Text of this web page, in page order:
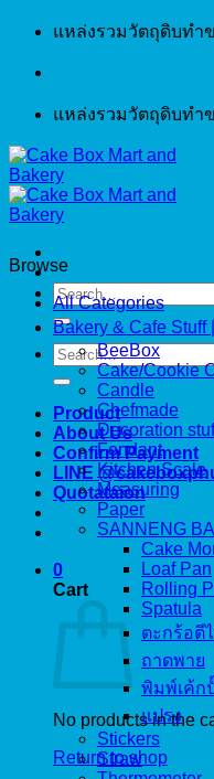
Skip
แหล่งรวมวัตถุดิบทำ
แหล่งรวมวัตถุดิบทำ
Search
for:
Search
for:
Product
About Us
Confirm Payment
LINE
Quotataion
0
Cart
No products in the
Return to shop
Browse
All Categories
Bakery & Cafe Stuff
BeeBox
Cake/Cookie
Candle
Chefmade
Decoration
Fondant
Kitchen Scale
Measuring
Paper
SANNENG
Cake
Loaf Pan
Rolling
Spatula
ตะกร้อตี
ถาดพาย
พิมพ์เค้ก
แปรง
Stickers
Straw